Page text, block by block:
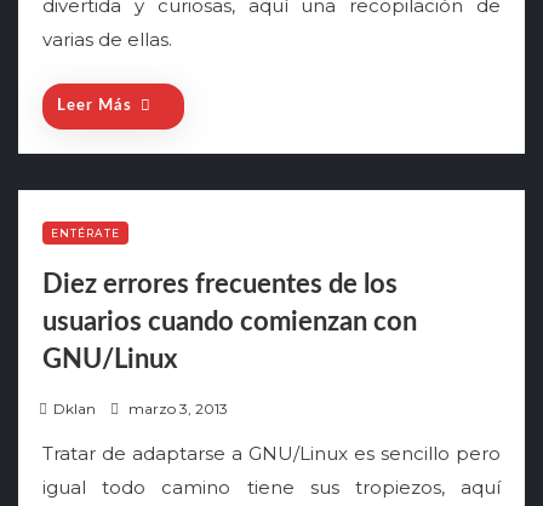
e
d
n
divertida y curiosas, aquí una recopilación de
varias de ellas.
Leer Más
ENTÉRATE
Diez errores frecuentes de los
usuarios cuando comienzan con
GNU/Linux
Dklan
s
t
marzo 3, 2013
Tratar de adaptarse a GNU/Linux es sencillo pero
igual todo camino tiene sus tropiezos, aquí